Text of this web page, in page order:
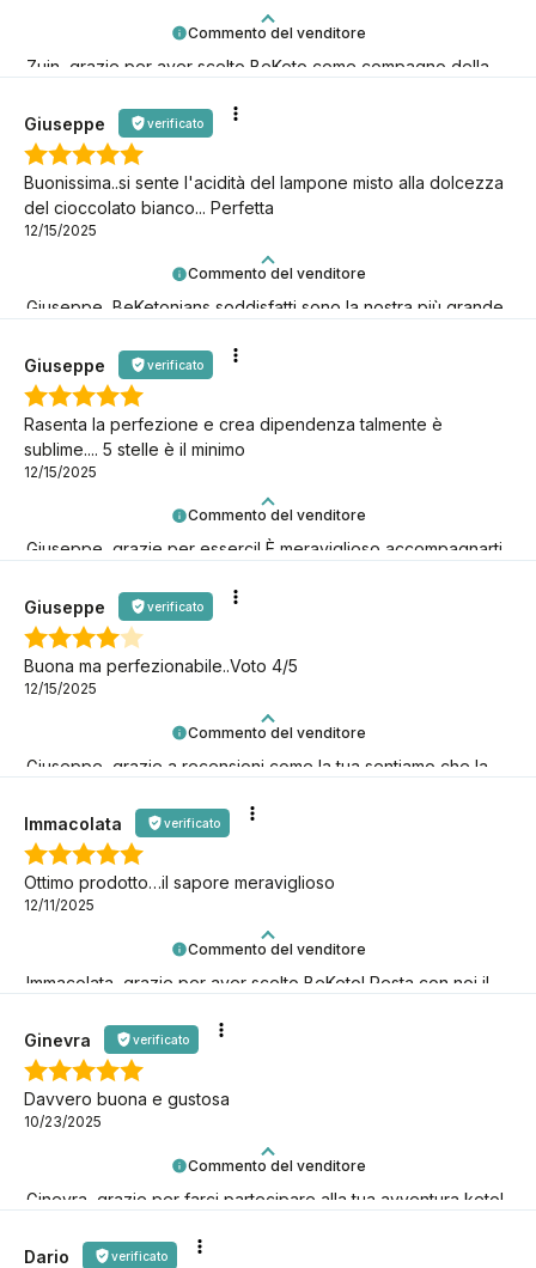
Commento del venditore
Zuin, grazie per aver scelto BeKeto come compagno della
Commento del venditore
Giuseppe, BeKetonians soddisfatti sono la nostra più grande
Giuseppe verificato
Buonissima..si sente l'acidità del lampone misto alla dolcezza
del cioccolato bianco... Perfetta
12/15/2025
Commento del venditore
Giuseppe, grazie per esserci! È meraviglioso accompagnarti
Giuseppe verificato
Rasenta la perfezione e crea dipendenza talmente è
sublime.... 5 stelle è il minimo
12/15/2025
Commento del venditore
Giuseppe, grazie a recensioni come la tua sentiamo che la
con noi!
Giuseppe verificato
Buona ma perfezionabile..Voto 4/5
12/15/2025
Commento del venditore
Immacolata, grazie per aver scelto BeKeto! Resta con noi il
keto!
Immacolata verificato
Ottimo prodotto…il sapore meraviglioso
12/11/2025
Commento del venditore
Ginevra, grazie per farci partecipare alla tua avventura keto!
Ginevra verificato
Davvero buona e gustosa
10/23/2025
Dario verificato